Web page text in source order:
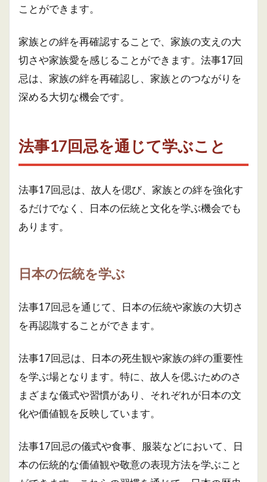
ことができます。
家族との絆を再確認することで、家族の支えの大
切さや家族愛を感じることができます。法事17回
忌は、家族の絆を再確認し、家族とのつながりを
深める大切な機会です。
法事17回忌を通じて学ぶこと
法事17回忌は、故人を偲び、家族との絆を強化す
るだけでなく、日本の伝統と文化を学ぶ機会でも
あります。
日本の伝統を学ぶ
法事17回忌を通じて、日本の伝統や家族の大切さ
を再認識することができます。
法事17回忌は、日本の死生観や家族の絆の重要性
を学ぶ場となります。特に、故人を偲ぶためのさ
まざまな儀式や習慣があり、それぞれが日本の文
化や価値観を反映しています。
法事17回忌の儀式や食事、服装などにおいて、日
本の伝統的な価値観や敬意の表現方法を学ぶこと